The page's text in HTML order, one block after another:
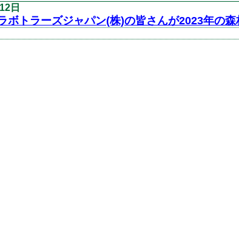
日
ボトラーズジャパン(株)の皆さんが2023年の